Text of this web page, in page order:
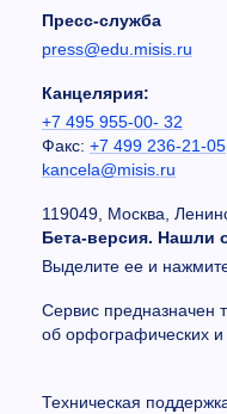
Пресс-служба
press@edu.misis.ru
Канцелярия:
+7 495 955-00- 32
Факс: +7 499 236-21-05
kancela@misis.ru
119049, Москва,
Бета-версия. Нашли
Выделите ее и
Сервис предназначен
об орфографических и
Техническая